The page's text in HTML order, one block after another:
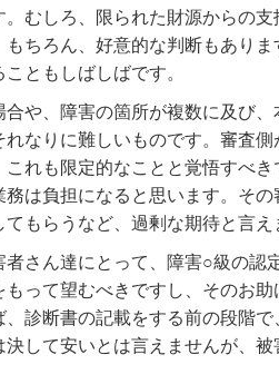
むしろ、限られた財源からの
ちろん、好意的な判断もあり
ともしばしばです。
や、障害の箇所が複数に及び
なりに難しいものです。審査
れも限定的なことと覚悟すべ
は負担になると思います。そ
もらうなど、過剰な期待と言え
さん達にとって、障害○級の認
って望むべきですし、そのお
診断書の記載をする前の段階
決して安いとは言えませんが、